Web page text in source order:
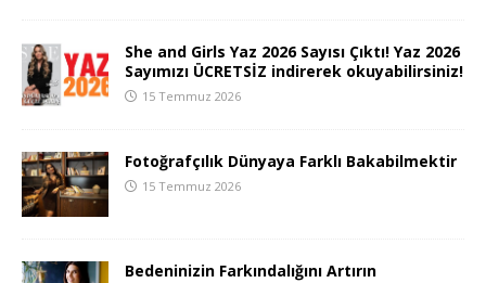
She and Girls Yaz 2026 Sayısı Çıktı! Yaz 2026
Sayımızı ÜCRETSİZ indirerek okuyabilirsiniz!
15 Temmuz 2026
Fotoğrafçılık Dünyaya Farklı Bakabilmektir
15 Temmuz 2026
Bedeninizin Farkındalığını Artırın